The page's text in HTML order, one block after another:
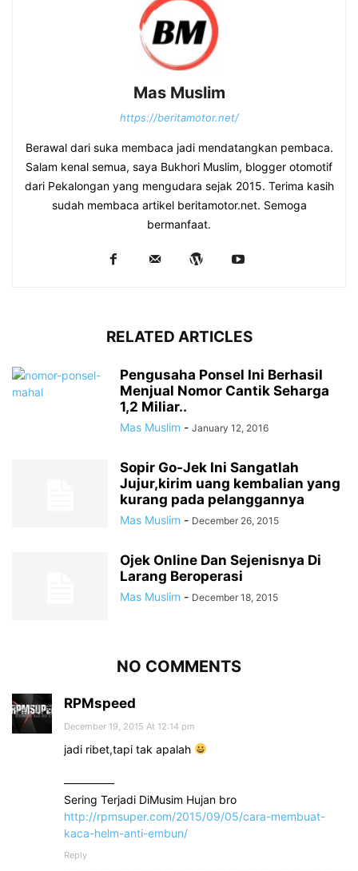
Mas Muslim
https://beritamotor.net/
Berawal dari suka membaca jadi mendatangkan pembaca.
Salam kenal semua, saya Bukhori Muslim, blogger otomotif
dari Pekalongan yang mengudara sejak 2015. Terima kasih
sudah membaca artikel beritamotor.net. Semoga
bermanfaat.
RELATED ARTICLES
Pengusaha Ponsel Ini Berhasil
Menjual Nomor Cantik Seharga
1,2 Miliar..
Mas Muslim - January 12, 2016
Sopir Go-Jek Ini Sangatlah
Jujur,kirim uang kembalian yang
kurang pada pelanggannya
Mas Muslim - December 26, 2015
Ojek Online Dan Sejenisnya Di
Larang Beroperasi
Mas Muslim - December 18, 2015
NO COMMENTS
RPMspeed
December 19, 2015 At 12:14 pm
jadi ribet,tapi tak apalah
————–
Sering Terjadi DiMusim Hujan bro
http://rpmsuper.com/2015/09/05/cara-membuat-
kaca-helm-anti-embun/
Reply